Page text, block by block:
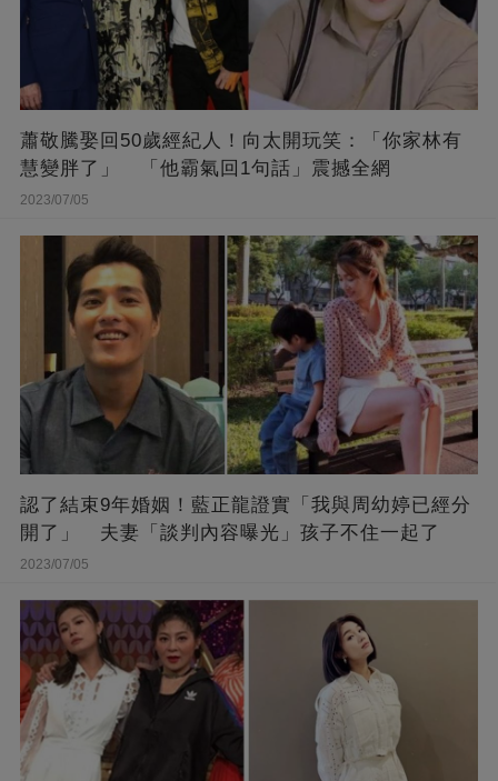
蕭敬騰娶回50歲經紀人！向太開玩笑：「你家林有
慧變胖了」 「他霸氣回1句話」震撼全網
2023/07/05
認了結束9年婚姻！藍正龍證實「我與周幼婷已經分
開了」 夫妻「談判內容曝光」孩子不住一起了
2023/07/05